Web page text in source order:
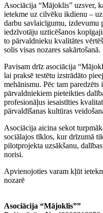
Asociācija “Mājoklis” uzsver,
ietekme uz cilvēku ikdienu –
darbu savlaicīgumu, izdevumu
iedzīvotāju uzticēšanos
to pārvaldnieku kvalitātes
solis visas nozares sakārtošanā.
Pavisam drīz asociācija
lai praksē testētu izstrādāto
mehānismu. Pēc tam
pārvaldniekiem pieteikties
profesionāļus iesaistīties
pārvaldīšanas kultūras
Asociācija aicina sekot
sociālajos tīklos, kur drīzumā
pilotprojekta uzsākšanu,
norisi.
Apvienojoties varam kļūt
nozarē
Asociācija “Mājoklis””